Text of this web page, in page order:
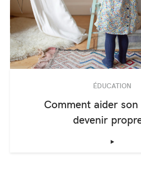
ÉDUCATION
Comment aider
devenir
‣